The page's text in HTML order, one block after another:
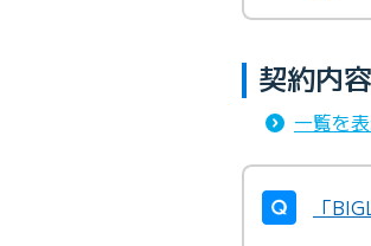
契約内
一覧を
「